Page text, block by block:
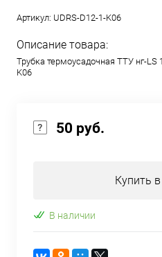
Артикул: UDRS-D12-1-K06
Описание товара:
Трубка термоусадочная ТТУ нг-LS
K06
50 руб.
Купить
В наличии